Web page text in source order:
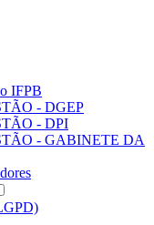
IFPB
- DGEP
- DPI
- GABINETE DA